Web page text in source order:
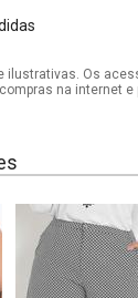
ilustrativas. Os
na internet